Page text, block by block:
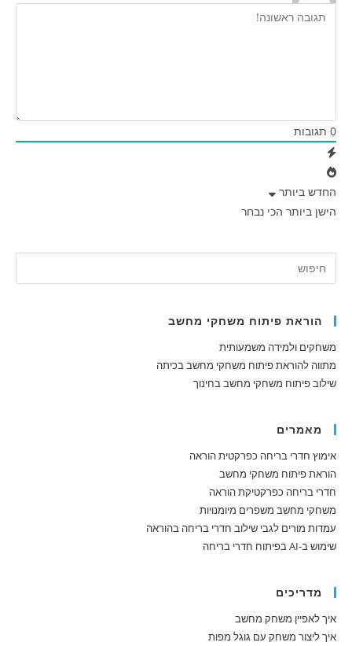
0 תגובות
החדש ביותר
הישן ביותר הכי נבחר
הוראת פיתוח משחקי מחשב
משחקים ולמידה משמעותית
מתווה להוראת פיתוח משחקי מחשב בכיתה
שילוב פיתוח משחקי מחשב בחינוך
מאמרים
אימוץ חדרי בריחה כפרקטית הוראה
הוראת פיתוח משחקי מחשב
חדרי בריחה כפרקטיקת הוראה
משחקי מחשב משפרים מיומנויות
עמדות מורים לגבי שילוב חדרי בריחה בהוראה
שימוש ב-AI בפיתוח חדרי בריחה
מדריכים
איך לאפיין משחק מחשב
איך ליצור משחק עם גוגל מפות